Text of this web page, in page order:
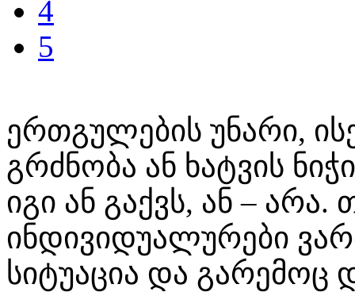
4
5
ერთგულების უნარი,
გრძნობა ან ხატვის
იგი ან გაქვს, ან – არა.
ინდივიდუალურები
სიტუაცია და გარემოც